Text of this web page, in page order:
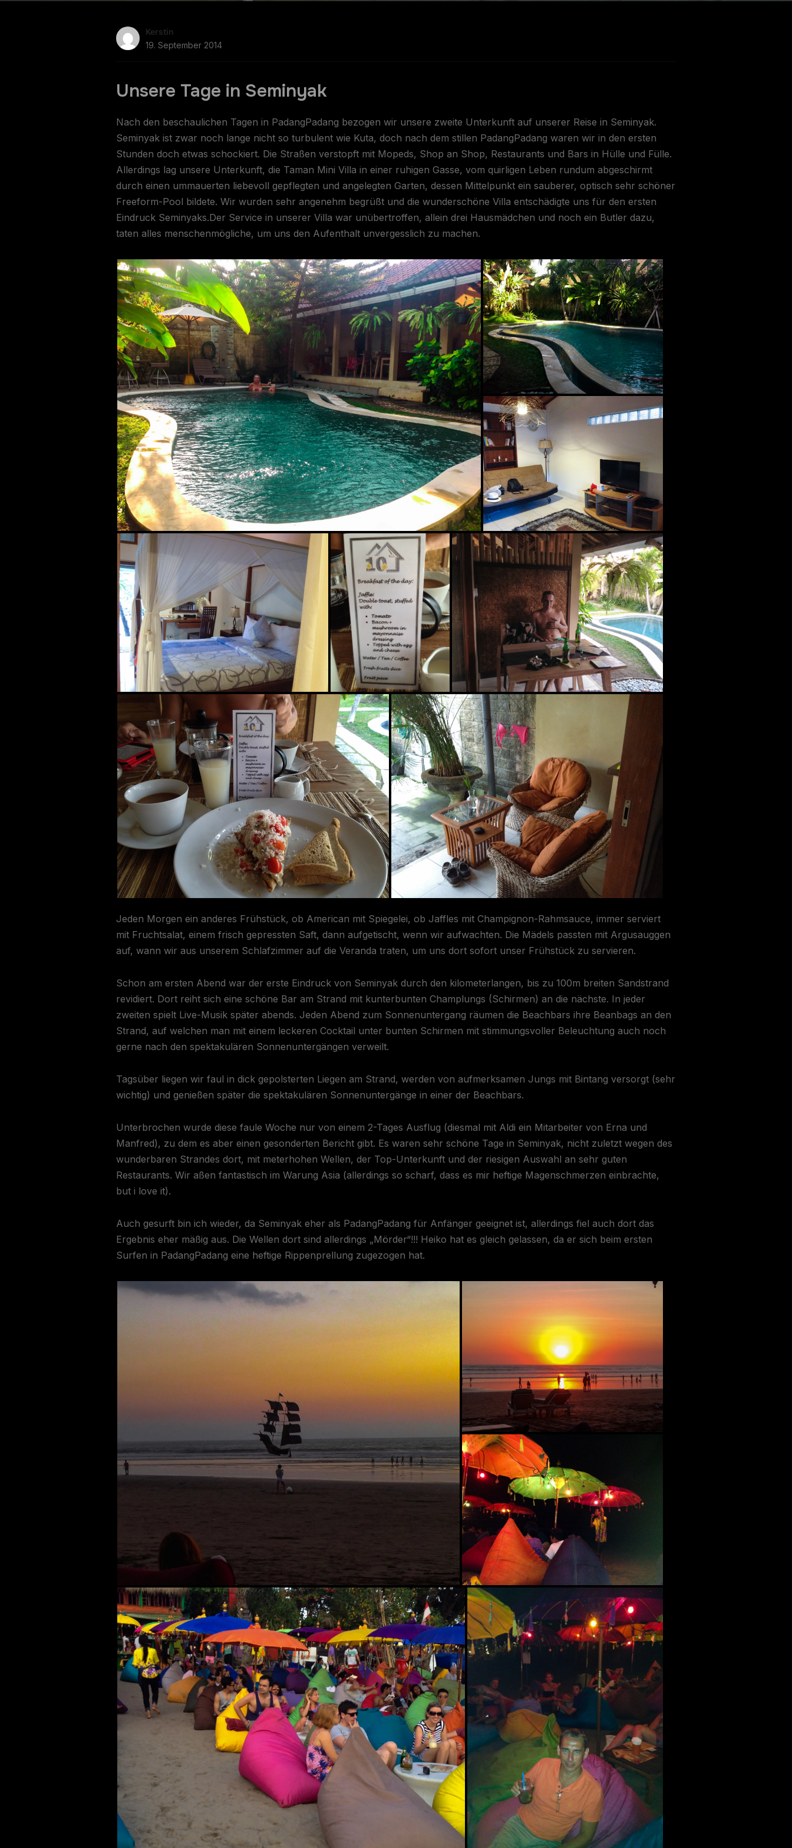
Kerstin
19. September 2014
Unsere Tage in Seminyak
Nach den beschaulichen Tagen in PadangPadang bezogen wir unsere zweite Unterkunft auf unserer Reise in Seminyak.
Seminyak ist zwar noch lange nicht so turbulent wie Kuta, doch nach dem stillen PadangPadang waren wir in den ersten
Stunden doch etwas schockiert. Die Straßen verstopft mit Mopeds, Shop an Shop, Restaurants und Bars in Hülle und Fülle.
Allerdings lag unsere Unterkunft, die Taman Mini Villa in einer ruhigen Gasse, vom quirligen Leben rundum abgeschirmt
durch einen ummauerten liebevoll gepflegten und angelegten Garten, dessen Mittelpunkt ein sauberer, optisch sehr schöner
Freeform-Pool bildete. Wir wurden sehr angenehm begrüßt und die wunderschöne Villa entschädigte uns für den ersten
Eindruck Seminyaks.Der Service in unserer Villa war unübertroffen, allein drei Hausmädchen und noch ein Butler dazu,
taten alles menschenmögliche, um uns den Aufenthalt unvergesslich zu machen.
Jeden Morgen ein anderes Frühstück, ob American mit Spiegelei, ob Jaffles mit Champignon-Rahmsauce, immer serviert
mit Fruchtsalat, einem frisch gepressten Saft, dann aufgetischt, wenn wir aufwachten. Die Mädels passten mit Argusauggen
auf, wann wir aus unserem Schlafzimmer auf die Veranda traten, um uns dort sofort unser Frühstück zu servieren.
Schon am ersten Abend war der erste Eindruck von Seminyak durch den kilometerlangen, bis zu 100m breiten Sandstrand
revidiert. Dort reiht sich eine schöne Bar am Strand mit kunterbunten Champlungs (Schirmen) an die nächste. In jeder
zweiten spielt Live-Musik später abends. Jeden Abend zum Sonnenuntergang räumen die Beachbars ihre Beanbags an den
Strand, auf welchen man mit einem leckeren Cocktail unter bunten Schirmen mit stimmungsvoller Beleuchtung auch noch
gerne nach den spektakulären Sonnenuntergängen verweilt.
Tagsüber liegen wir faul in dick gepolsterten Liegen am Strand, werden von aufmerksamen Jungs mit Bintang versorgt (sehr
wichtig) und genießen später die spektakulären Sonnenuntergänge in einer der Beachbars.
Unterbrochen wurde diese faule Woche nur von einem 2-Tages Ausflug (diesmal mit Aldi ein Mitarbeiter von Erna und
Manfred), zu dem es aber einen gesonderten Bericht gibt. Es waren sehr schöne Tage in Seminyak, nicht zuletzt wegen des
wunderbaren Strandes dort, mit meterhohen Wellen, der Top-Unterkunft und der riesigen Auswahl an sehr guten
Restaurants. Wir aßen fantastisch im Warung Asia (allerdings so scharf, dass es mir heftige Magenschmerzen einbrachte,
but i love it).
Auch gesurft bin ich wieder, da Seminyak eher als PadangPadang für Anfänger geeignet ist, allerdings fiel auch dort das
Ergebnis eher mäßig aus. Die Wellen dort sind allerdings „Mörder“!!! Heiko hat es gleich gelassen, da er sich beim ersten
Surfen in PadangPadang eine heftige Rippenprellung zugezogen hat.